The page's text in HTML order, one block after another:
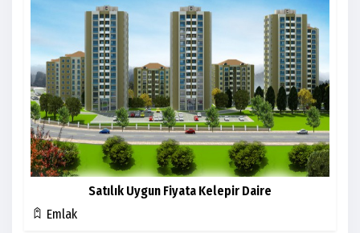
Satılık Uygun Fiyata Kelepir Daire
Emlak